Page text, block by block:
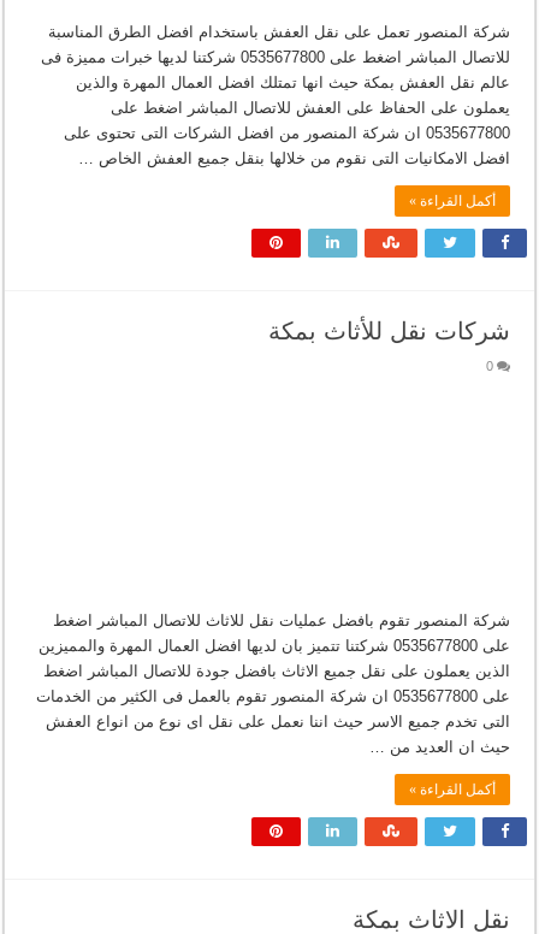
شركة المنصور تعمل على نقل العفش باستخدام افضل الطرق المناسبة
للاتصال المباشر اضغط على 0535677800 شركتنا لديها خبرات مميزة فى
عالم نقل العفش بمكة حيث انها تمتلك افضل العمال المهرة والذين
يعملون على الحفاظ على العفش للاتصال المباشر اضغط على
0535677800 ان شركة المنصور من افضل الشركات التى تحتوى على
افضل الامكانيات التى نقوم من خلالها بنقل جميع العفش الخاص …
أكمل القراءة »
شركات نقل للأثاث بمكة
0
شركة المنصور تقوم بافضل عمليات نقل للاثاث للاتصال المباشر اضغط
على 0535677800 شركتنا تتميز بان لديها افضل العمال المهرة والمميزين
الذين يعملون على نقل جميع الاثاث بافضل جودة للاتصال المباشر اضغط
على 0535677800 ان شركة المنصور تقوم بالعمل فى الكثير من الخدمات
التى تخدم جميع الاسر حيث اننا نعمل على نقل اى نوع من انواع العفش
حيث ان العديد من …
أكمل القراءة »
نقل الاثاث بمكة